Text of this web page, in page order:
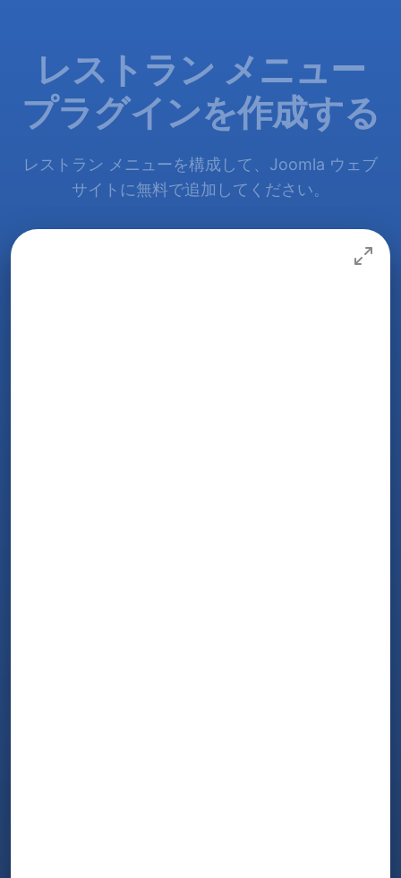
レストラン メニュー
プラグインを作成する
レストラン メニューを構成して、Joomla ウェブ
サイトに無料で追加してください。